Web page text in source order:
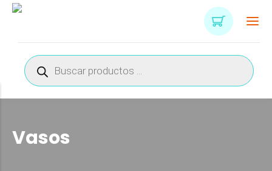
Búsqueda
de
productos
Vasos